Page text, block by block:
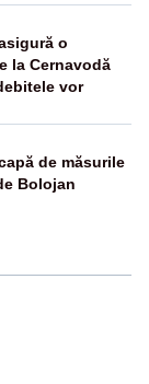
o
la Cernavodă
vor
de măsurile
Bolojan